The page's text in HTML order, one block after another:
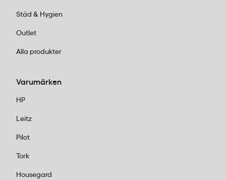
Städ & Hygien
Outlet
Alla produkter
Varumärken
HP
Leitz
Pilot
Tork
Housegard